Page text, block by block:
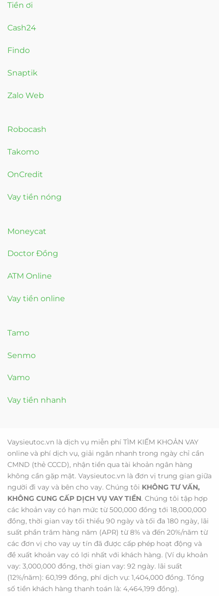
Tiền ơi
Cash24
Findo
Snaptik
Zalo Web
Robocash
Takomo
OnCredit
Vay tiền nóng
Moneycat
Doctor Đồng
ATM Online
Vay tiền online
Tamo
Senmo
Vamo
Vay tiền nhanh
Vaysieutoc.vn là dịch vụ miễn phí TÌM KIẾM KHOẢN VAY
online và phí dịch vụ, giải ngân nhanh trong ngày chỉ cần
CMND (thẻ CCCD), nhận tiền qua tài khoản ngân hàng
không cần gặp mặt. Vaysieutoc.vn là đơn vị trung gian giữa
người đi vay và bên cho vay. Chúng tôi KHÔNG TƯ VẤN,
KHÔNG CUNG CẤP DỊCH VỤ VAY TIỀN. Chúng tôi tập hợp
các khoản vay có hạn mức từ 500,000 đồng tới 18,000,000
đồng, thời gian vay tối thiểu 90 ngày và tối đa 180 ngày, lãi
suất phần trăm hàng năm (APR) từ 8% và đến 20%/năm từ
các đơn vị cho vay uy tín đã được cấp phép hoạt động và
đề xuất khoản vay có lợi nhất với khách hàng. (Ví dụ khoản
vay: 3,000,000 đồng, thời gian vay: 92 ngày. lãi suất
(12%/năm): 60,199 đồng, phí dịch vụ: 1,404,000 đồng. Tổng
số tiền khách hàng thanh toán là: 4,464,199 đồng).